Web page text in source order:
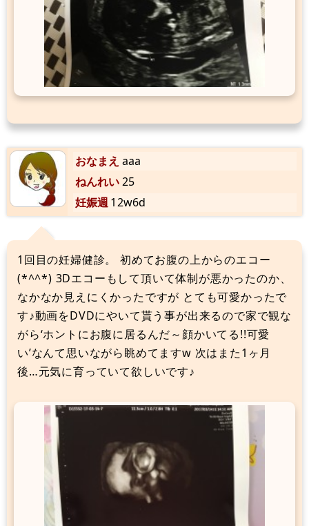
おなまえ aaa
ねんれい25
妊娠週12w6d
1回目の妊婦健診。 初めてお腹の上からのエコー
(*^^*) 3Dエコーもして頂いて体制が悪かったのか、
なかなか見えにくかったですが とても可愛かったで
す♪動画をDVDにやいて貰う事が出来るので家で観な
がら‘ホントにお腹に居るんだ～顔かいてる!!可愛
い’なんて思いながら眺めてますw 次はまた1ヶ月
後…元気に育っていて欲しいです♪